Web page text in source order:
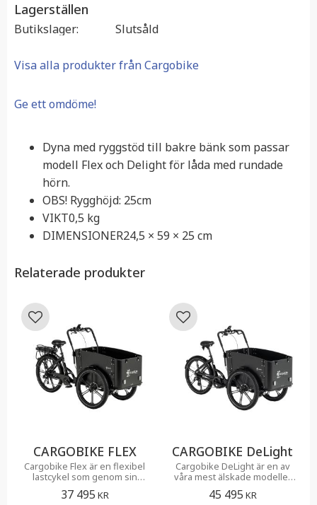
Lagerställen
Butikslager Slutsåld
Visa alla produkter från Cargobike
Ge ett omdöme!
Dyna med ryggstöd till bakre bänk som passar
modell Flex och Delight för låda med rundade
hörn.
OBS! Rygghöjd: 25cm
VIKT0,5 kg
DIMENSIONER24,5 × 59 × 25 cm
Relaterade produkter
CARGOBIKE FLEX
Cargobike Flex är en flexibel
lastcykel som genom sin
mångsidighet hjälper såväl
familjer som verksamheter
37 495 KR
Lägg till i favoriter
CARGOBIKE DeLight
Cargobike DeLight är en av
våra mest älskade modeller
och vår absoluta
Premiumcykel. Det är en
45 495 KR
Lägg till i favoriter